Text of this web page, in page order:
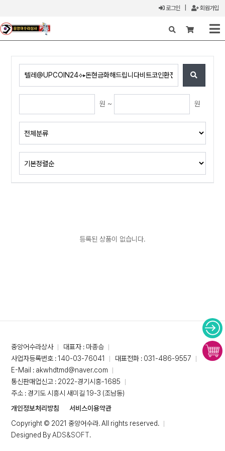
로그인 회원가입
X
원 ~ 원
등록된 상품이 없습니다.
중앙어수라상사
대표자 : 마종승
사업자등록번호 : 140-03-76041
대표전화 : 031-486-9557
E-Mail : akwhdtmd@naver.com
통신판매업신고 : 2022-경기시흥-1685
주소 : 경기도 시흥시 새미길 19-3 (조남동)
개인정보처리방침
서비스이용약관
Copyright © 2021 중앙어수라. All rights reserved.
Designed ByADS&SOFT.